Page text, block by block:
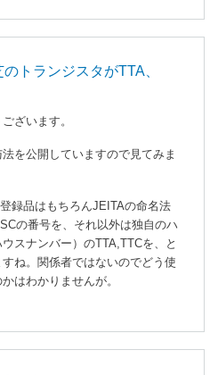
トランジスタがTTA、
ざいます。
を公開していますので見てみま
録品はもちろんJEITAの命名法
の番号を、それ以外は独自のハ
スナンバー）のTTA,TTCを、と
ね。関係者ではないのでどう使
はわかりませんが。